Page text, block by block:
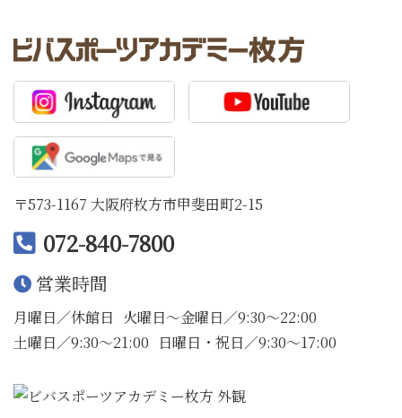
〒573-1167 大阪府枚方市甲斐田町2-15
072-840-7800
営業時間
月曜日／休館日 火曜日〜金曜日／9:30〜22:00
土曜日／9:30〜21:00
日曜日・祝日／9:30〜17:00